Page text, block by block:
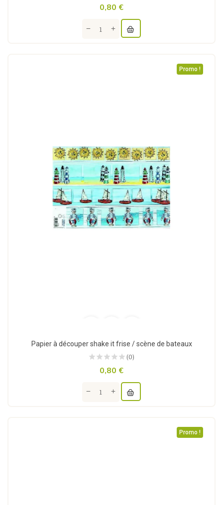
0,80 €
Promo !
Papier à découper shake it frise / scène de bateaux
(0)
0,80 €
Promo !